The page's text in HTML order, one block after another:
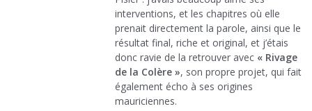
interventions, et les chapitres où elle
prenait directement la parole, ainsi que le
résultat final, riche et original, et j’étais
donc ravie de la retrouver avec « Rivage
de la Colère », son propre projet, qui fait
également écho à ses origines
mauriciennes.